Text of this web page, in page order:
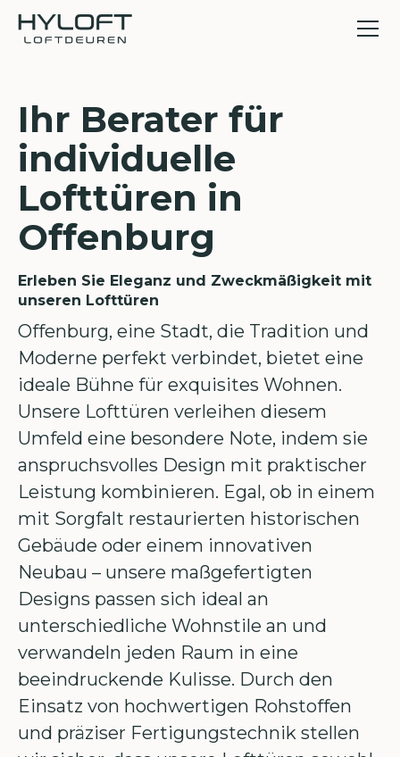
Ihr Berater für
individuelle
Lofttüren in
Offenburg
Erleben Sie Eleganz und Zweckmäßigkeit mit
unseren Lofttüren
Offenburg, eine Stadt, die Tradition und
Moderne perfekt verbindet, bietet eine
ideale Bühne für exquisites Wohnen.
Unsere Lofttüren verleihen diesem
Umfeld eine besondere Note, indem sie
anspruchsvolles Design mit praktischer
Leistung kombinieren. Egal, ob in einem
mit Sorgfalt restaurierten historischen
Gebäude oder einem innovativen
Neubau – unsere maßgefertigten
Designs passen sich ideal an
unterschiedliche Wohnstile an und
verwandeln jeden Raum in eine
beeindruckende Kulisse. Durch den
Einsatz von hochwertigen Rohstoffen
und präziser Fertigungstechnik stellen